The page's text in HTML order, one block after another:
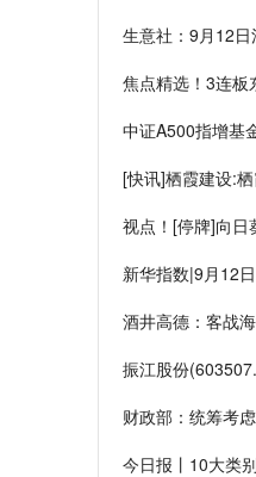
生意社：9月12
焦点精选！3连板
中证A500指增基
[快讯]栖霞建设:
视点！[停牌]向
新华指数|9月12
酒井高德：客战
振江股份
财政部：统筹考
今日报丨10大类